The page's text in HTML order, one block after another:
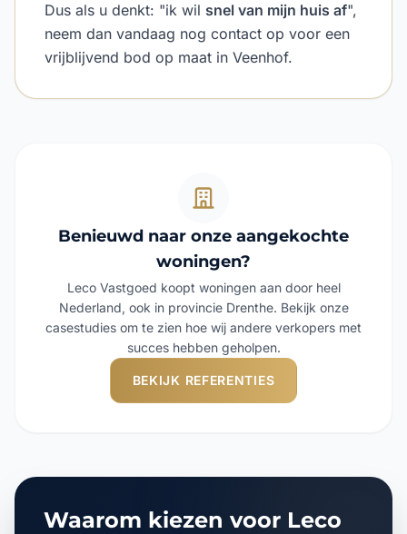
Dus als u denkt: "ik wil snel van mijn huis af",
neem dan vandaag nog contact op voor een
vrijblijvend bod op maat in Veenhof.
Benieuwd naar onze aangekochte
woningen?
Leco Vastgoed koopt woningen aan door heel
Nederland, ook in provincie Drenthe. Bekijk onze
casestudies om te zien hoe wij andere verkopers met
succes hebben geholpen.
BEKIJK REFERENTIES
Waarom kiezen voor Leco